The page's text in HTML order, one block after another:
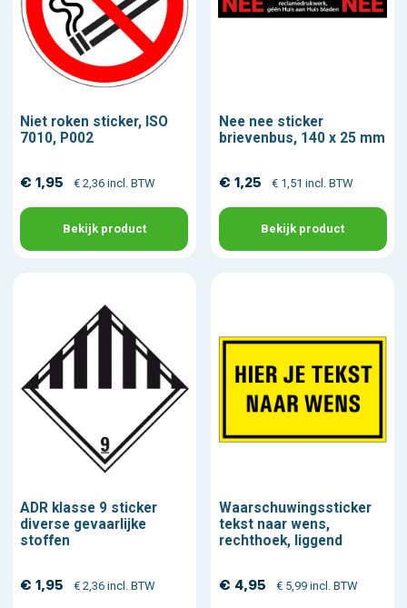
Niet roken sticker, ISO
7010, P002
€ 1,95 € 2,36 incl. BTW
Bekijk product
Nee nee sticker
brievenbus, 140 x 25 mm
€ 1,25 € 1,51 incl. BTW
Bekijk product
ADR klasse 9 sticker
diverse gevaarlijke
stoffen
€ 1,95 € 2,36 incl. BTW
Waarschuwingssticker
tekst naar wens,
rechthoek, liggend
€ 4,95 € 5,99 incl. BTW